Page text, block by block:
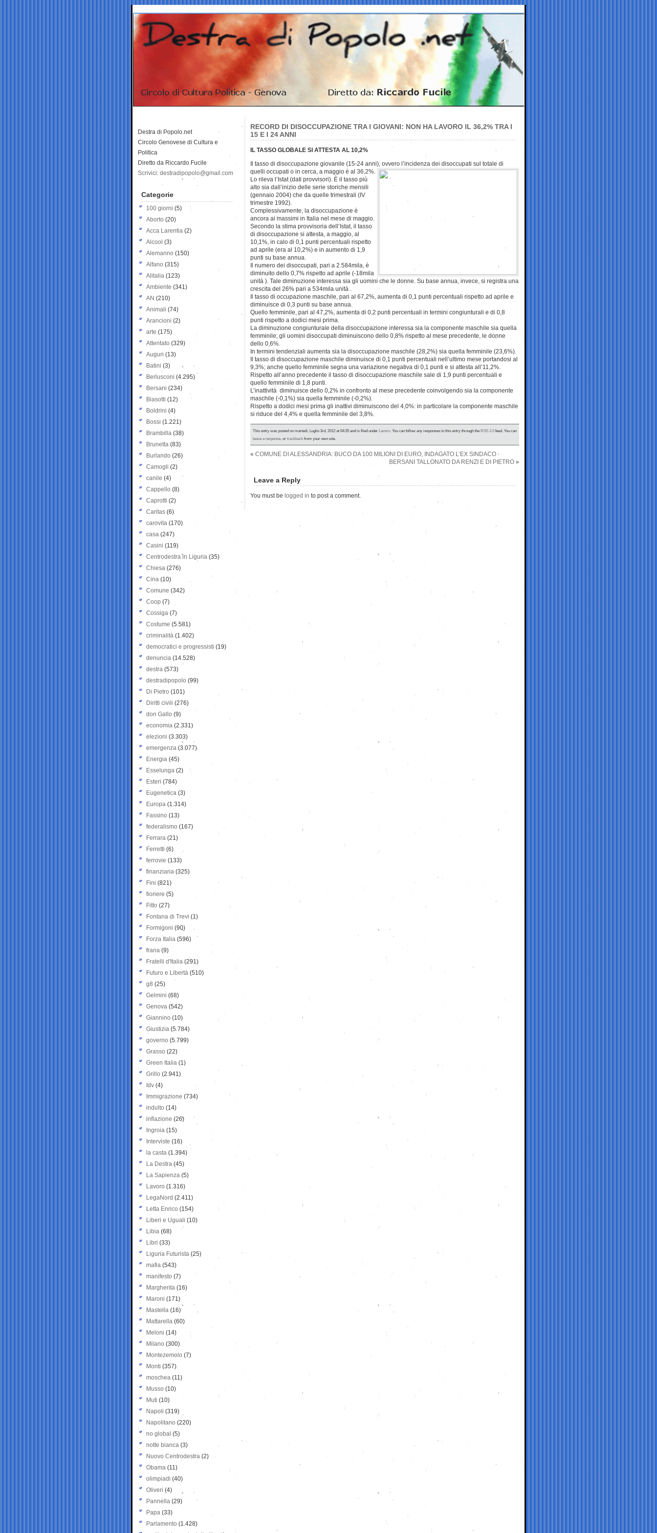
RECORD DI DISOCCUPAZIONE TRA I GIOVANI: NON HA LAVORO IL 36,2% TRA I
15 E I 24 ANNI
IL TASSO GLOBALE SI ATTESTA AL 10,2%
Il tasso di disoccupazione giovanile (15-24 anni), ovvero l’incidenza dei disoccupati sul totale di
quelli occupati o in cerca, a maggio è al 36,2%.
Lo rileva l’Istat (dati provvisori). È il tasso più
alto sia dall’inizio delle serie storiche mensili
(gennaio 2004) che da quelle trimestrali (IV
trimestre 1992).
Complessivamente, la disoccupazione è
ancora ai massimi in Italia nel mese di maggio.
Secondo la stima provvisoria dell’Istat, il tasso
di disoccupazione si attesta, a maggio, al
10,1%, in calo di 0,1 punti percentuali rispetto
ad aprile (era al 10,2%) e in aumento di 1,9
punti su base annua.
Il numero dei disoccupati, pari a 2.584mila, è
diminuito dello 0,7% rispetto ad aprile (-18mila
unità ). Tale diminuzione interessa sia gli uomini che le donne. Su base annua, invece, si registra una
crescita del 26% pari a 534mila unità .
Il tasso di occupazione maschile, pari al 67,2%, aumenta di 0,1 punti percentuali rispetto ad aprile e
diminuisce di 0,3 punti su base annua.
Quello femminile, pari al 47,2%, aumenta di 0,2 punti percentuali in termini congiunturali e di 0,8
punti rispetto a dodici mesi prima.
La diminuzione congiunturale della disoccupazione interessa sia la componente maschile sia quella
femminile; gli uomini disoccupati diminuiscono dello 0,8% rispetto al mese precedente, le donne
dello 0,6%.
In termini tendenziali aumenta sia la disoccupazione maschile (28,2%) sia quella femminile (23,6%).
Il tasso di disoccupazione maschile diminuisce di 0,1 punti percentuali nell’ultimo mese portandosi al
9,3%; anche quello femminile segna una variazione negativa di 0,1 punti e si attesta all’11,2%.
Rispetto all’anno precedente il tasso di disoccupazione maschile sale di 1,9 punti percentuali e
quello femminile di 1,8 punti.
L’inattività diminuisce dello 0,2% in confronto al mese precedente coinvolgendo sia la componente
maschile (-0,1%) sia quella femminile (-0,2%).
Rispetto a dodici mesi prima gli inattivi diminuiscono del 4,0%: in particolare la componente maschile
si riduce del 4,4% e quella femminile del 3,8%.
This entry was posted on martedì, Luglio 3rd, 2012 at 04:35 and is filed underLavoro. You can follow any responses to this entry through theRSS 2.0feed. You can
leave a response, ortrackbackfrom your own site.
« COMUNE DI ALESSANDRIA: BUCO DA 100 MILIONI DI EURO, INDAGATO L’EX SINDACO
BERSANI TALLONATO DA RENZI E DI PIETRO »
Leave a Reply
You must be logged in to post a comment.
Destra di Popolo.net
Circolo Genovese di Cultura e
Politica
Diretto da Riccardo Fucile
Scrivici: destradipopolo@gmail.com
Categorie
100 giorni (5)
Aborto (20)
Acca Larentia (2)
Alcool (3)
Alemanno (150)
Alfano (315)
Alitalia (123)
Ambiente (341)
AN (210)
Animali (74)
Arancioni (2)
arte (175)
Attentato (329)
Auguri (13)
Batini (3)
Berlusconi (4.295)
Bersani (234)
Biasotti (12)
Boldrini (4)
Bossi (1.221)
Brambilla (38)
Brunetta (83)
Burlando (26)
Camogli (2)
canile (4)
Cappello (8)
Caprotti (2)
Caritas (6)
carovita (170)
casa (247)
Casini (119)
Centrodestra in Liguria (35)
Chiesa (276)
Cina (10)
Comune (342)
Coop (7)
Cossiga (7)
Costume (5.581)
criminalità (1.402)
democratici e progressisti (19)
denuncia (14.528)
destra (573)
destradipopolo (99)
Di Pietro (101)
Diritti civili (276)
don Gallo (9)
economia (2.331)
elezioni (3.303)
emergenza (3.077)
Energia (45)
Esselunga (2)
Esteri (784)
Eugenetica (3)
Europa (1.314)
Fassino (13)
federalismo (167)
Ferrara (21)
Ferretti (6)
ferrovie (133)
finanziaria (325)
Fini (821)
fioriere (5)
Fitto (27)
Fontana di Trevi (1)
Formigoni (90)
Forza Italia (596)
frana (9)
Fratelli d'Italia (291)
Futuro e Libertà (510)
g8 (25)
Gelmini (68)
Genova (542)
Giannino (10)
Giustizia (5.784)
governo (5.799)
Grasso (22)
Green Italia (1)
Grillo (2.941)
Idv (4)
Immigrazione (734)
indulto (14)
inflazione (26)
Ingroia (15)
Interviste (16)
la casta (1.394)
La Destra (45)
La Sapienza (5)
Lavoro (1.316)
LegaNord (2.411)
Letta Enrico (154)
Liberi e Uguali (10)
Libia (68)
Libri (33)
Liguria Futurista (25)
mafia (543)
manifesto (7)
Margherita (16)
Maroni (171)
Mastella (16)
Mattarella (60)
Meloni (14)
Milano (300)
Montezemolo (7)
Monti (357)
moschea (11)
Musso (10)
Muti (10)
Napoli (319)
Napolitano (220)
no global (5)
notte bianca (3)
Nuovo Centrodestra (2)
Obama (11)
olimpiadi (40)
Oliveri (4)
Pannella (29)
Papa (33)
Parlamento (1.428)